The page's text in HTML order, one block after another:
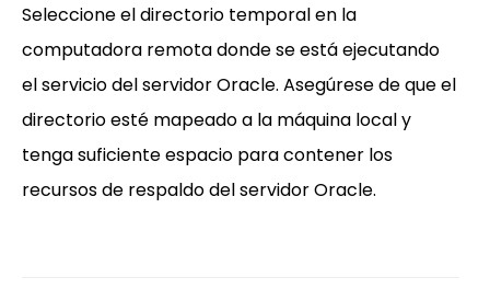
Seleccione el directorio temporal en la
computadora remota donde se está ejecutando
el servicio del servidor Oracle. Asegúrese de que el
directorio esté mapeado a la máquina local y
tenga suficiente espacio para contener los
recursos de respaldo del servidor Oracle.